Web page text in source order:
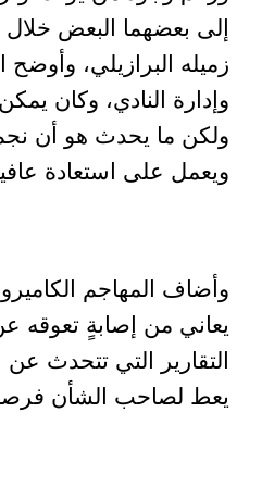
إلى بعضهما البعض
زميله البرازيلي، وأوضح
وإدارة النادي، وكان
ولكن ما يحدث هو أن
ويعمل على استعادة
وأضاف المهاجم
يعاني من إصابةٍ تعوقه
التقارير التي تتحدث عن
يعط لصاحب الشأن فرصةً